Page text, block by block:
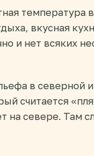
температура
вкусная
и нет всяких
в северной
считается
на севере. Там